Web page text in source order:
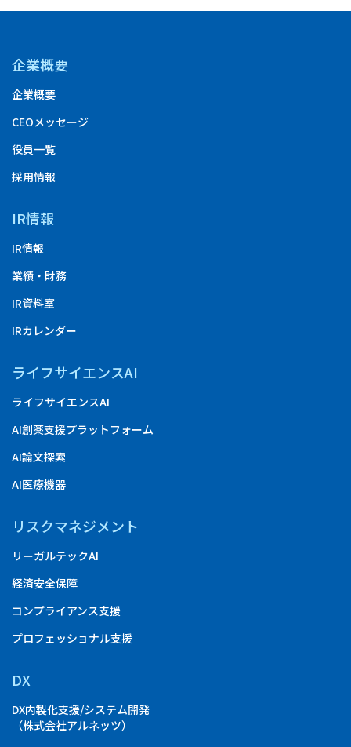
企業概要
企業概要
CEOメッセージ
役員一覧
採用情報
IR情報
IR情報
業績・財務
IR資料室
IRカレンダー
ライフサイエンスAI
ライフサイエンスAI
AI創薬支援プラットフォーム
AI論文探索
AI医療機器
リスクマネジメント
リーガルテックAI
経済安全保障
コンプライアンス支援
プロフェッショナル支援
DX
DX内製化支援/システム開発
（株式会社アルネッツ）